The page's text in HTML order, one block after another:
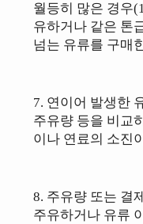
월등히 많은 경우
유하거나 같은 톤
넘는 유류를 구매
7. 연이어 발생한
주유량 등을 비교
이나 연료의 소진
8. 주유량 또는 결
주유하거나 유류